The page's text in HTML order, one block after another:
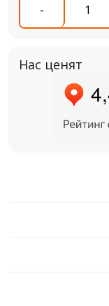
-
Нас ценят